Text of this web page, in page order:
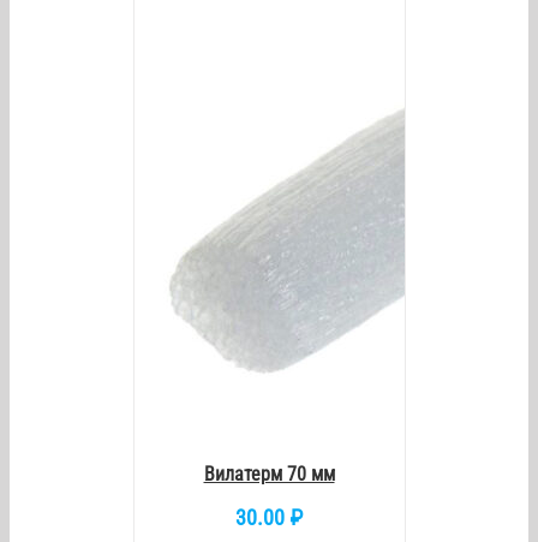
Вилатерм 70 мм
30.00 ₽